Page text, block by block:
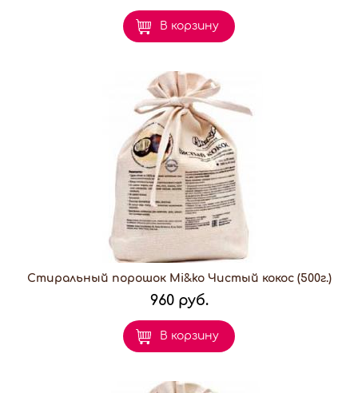
В корзину
Стиральный порошок Mi&ko Чистый кокос (500г.)
960 руб.
В корзину